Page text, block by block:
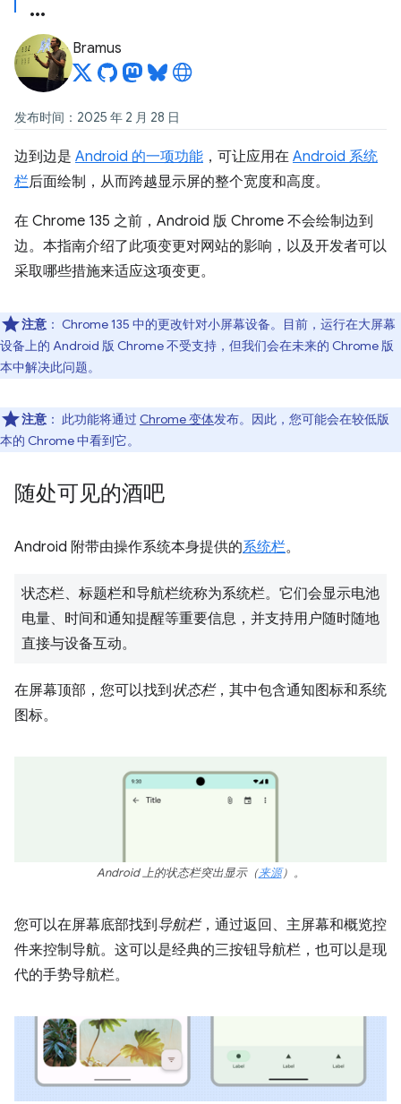
Bramus
发布时间：2025 年 2 月 28 日
边到边是 Android 的一项功能 ，可让应用在 Android 系统
栏后面绘制，从而跨越显示屏的整个宽度和高度。
在 Chrome 135 之前，Android 版 Chrome 不会绘制边到
边。本指南介绍了此项变更对网站的影响，以及开发者可以
采取哪些措施来适应这项变更。
注意 ： Chrome 135 中的更改针对小屏幕设备。目前，运行在大屏幕
设备上的 Android 版 Chrome 不受支持，但我们会在未来的 Chrome 版
本中解决此问题。
注意 ： 此功能将通过 Chrome 变体发布。因此，您可能会在较低版
本的 Chrome 中看到它。
随处可见的酒吧
Android 附带由操作系统本身提供的系统栏。
状态栏、标题栏和导航栏统称为系统栏。它们会显示电池
电量、时间和通知提醒等重要信息，并支持用户随时随地
直接与设备互动。
在屏幕顶部，您可以找到状态栏，其中包含通知图标和系统
图标。
Android 上的状态栏突出显示（来源） 。
您可以在屏幕底部找到导航栏，通过返回、主屏幕和概览控
件来控制导航。这可以是经典的三按钮导航栏，也可以是现
代的手势导航栏。